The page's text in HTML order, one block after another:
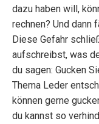
dazu haben will,
rechnen? Und dann
Diese Gefahr
aufschreibst, was
du sagen: Gucken
Thema Leder
können gerne
du kannst so